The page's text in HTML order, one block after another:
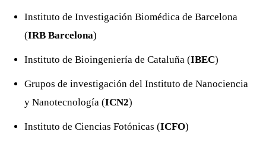
Instituto de Investigación Biomédica de Barcelona
(IRB Barcelona)
Instituto de Bioingeniería de Cataluña (IBEC)
Grupos de investigación del Instituto de Nanociencia
y Nanotecnología (ICN2)
Instituto de Ciencias Fotónicas (ICFO)